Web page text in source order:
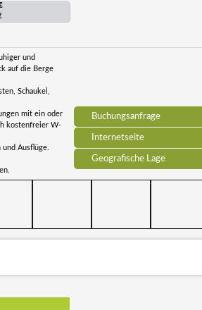
Buchungsanfrage
Internetseite
Geografische Lage
und
auf die Berge
Schaukel,
mit ein oder
kostenfreier W-
Ausflüge.